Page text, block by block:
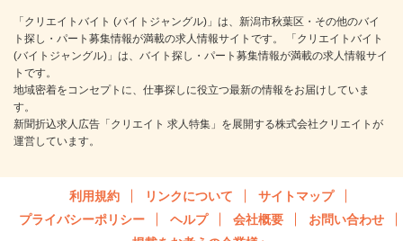
「クリエイトバイト (バイトジャングル)」は、新潟市秋葉区・その他のバイ
ト探し・パート募集情報が満載の求人情報サイトです。 「クリエイトバイト
(バイトジャングル)」は、バイト探し・パート募集情報が満載の求人情報サイ
トです。
地域密着をコンセプトに、仕事探しに役立つ最新の情報をお届けしていま
す。
新聞折込求人広告「クリエイト 求人特集」を展開する株式会社クリエイトが
運営しています。
利用規約 リンクについて
サイトマップ
プライバシーポリシー
ヘルプ 会社概要
お問い合わせ